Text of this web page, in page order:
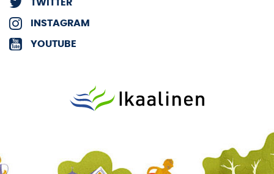
TWITTER
INSTAGRAM
YOUTUBE